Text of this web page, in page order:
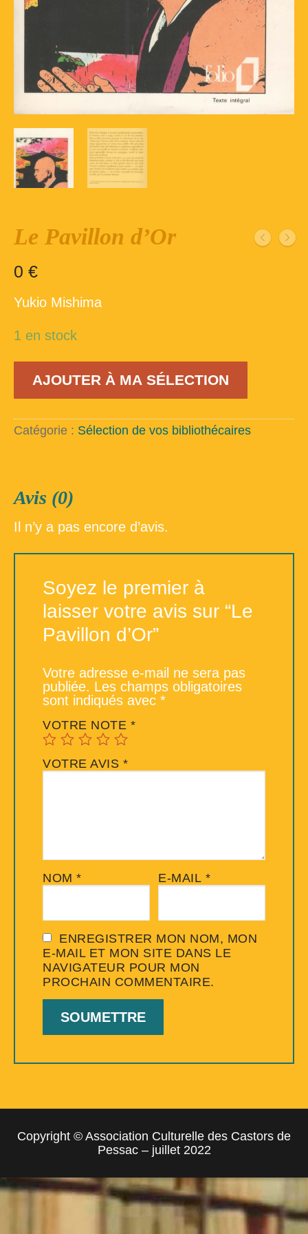
Inscription – club de lecture – Echecs
Nos suggestions
Répertoire du fonds de la bibliothèque –
1ère partie
Répertoire du fonds de la Bibliothèque –
Répertoire des ouvrages Jeunesse
Le Pavillon d’Or
0 €
Yukio Mishima
1 en stock
Le
d'Or
AJOUTER À MA SÉLECTION
Catégorie : Sélection de vos bibliothécaires
Avis (0)
Il n’y a pas encore d’avis.
Soyez le premier à
laisser votre avis sur “Le
Pavillon d’Or”
Votre adresse e-mail ne sera pas
publiée. Les champs obligatoires
sont indiqués avec *
VOTRE NOTE *
VOTRE AVIS *
NOM * E-MAIL *
ENREGISTRER MON NOM, MON
E-MAIL ET MON SITE DANS LE
NAVIGATEUR POUR MON
PROCHAIN COMMENTAIRE.
Copyright © Association Culturelle des Castors de
Pessac – juillet 2022